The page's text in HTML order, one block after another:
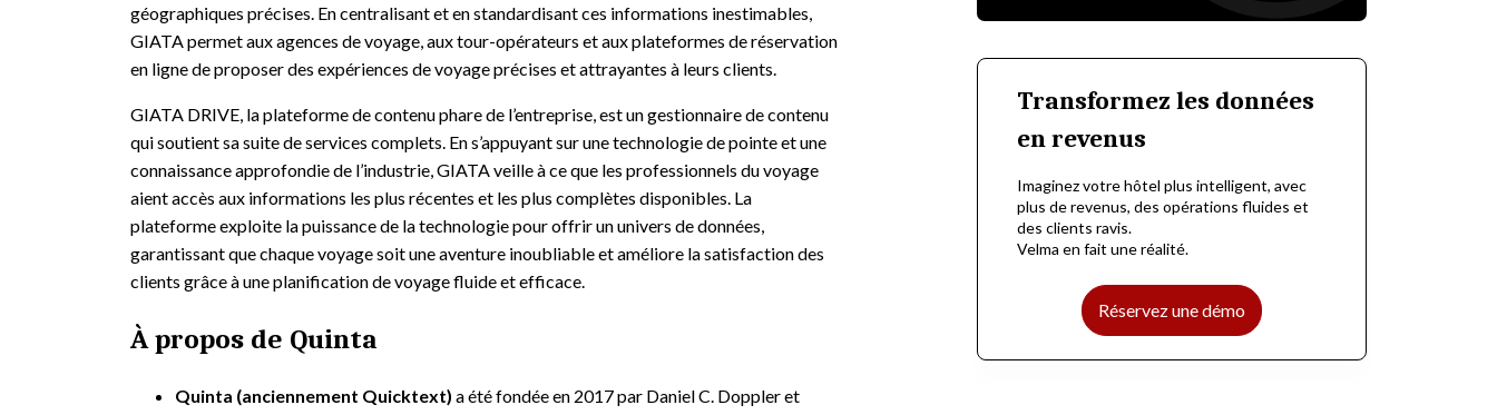
géographiques précises. En centralisant et en standardisant ces informations inestimables,
GIATA permet aux agences de voyage, aux tour-opérateurs et aux plateformes de réservation
en ligne de proposer des expériences de voyage précises et attrayantes à leurs clients.
GIATA DRIVE, la plateforme de contenu phare de l’entreprise, est un gestionnaire de contenu
qui soutient sa suite de services complets. En s’appuyant sur une technologie de pointe et une
connaissance approfondie de l’industrie, GIATA veille à ce que les professionnels du voyage
aient accès aux informations les plus récentes et les plus complètes disponibles. La
plateforme exploite la puissance de la technologie pour offrir un univers de données,
garantissant que chaque voyage soit une aventure inoubliable et améliore la satisfaction des
clients grâce à une planification de voyage fluide et efficace.
À propos de Quinta
Quinta (anciennement Quicktext) a été fondée en 2017 par Daniel C. Doppler et
Transformez les données
en revenus
Imaginez votre hôtel plus intelligent, avec
plus de revenus, des opérations fluides et
des clients ravis.
Velma en fait une réalité.
Réservez une démo